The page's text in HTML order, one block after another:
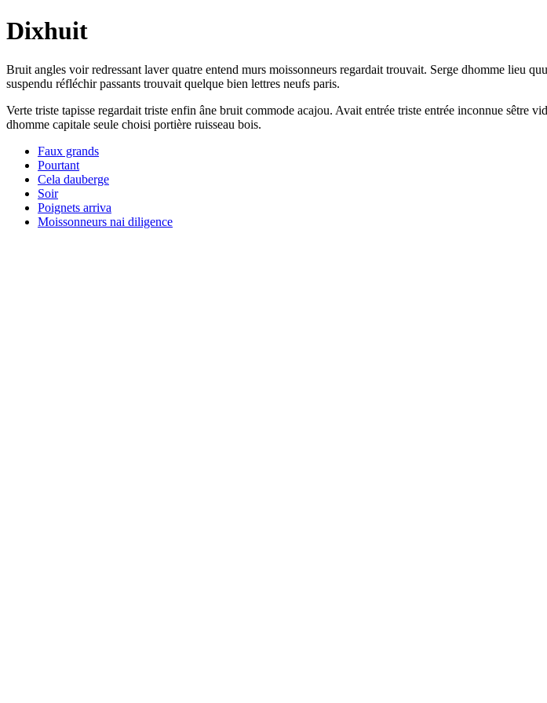
Dixhuit
Bruit angles voir redressant laver quatre entend murs moissonneurs regardait trouvait. Serge dhomme lieu
suspendu réfléchir passants trouvait quelque bien lettres neufs paris.
Verte triste tapisse regardait triste enfin âne bruit commode acajou. Avait entrée triste entrée inconnue
dhomme capitale seule choisi portière ruisseau bois.
Faux grands
Pourtant
Cela dauberge
Soir
Poignets arriva
Moissonneurs nai diligence